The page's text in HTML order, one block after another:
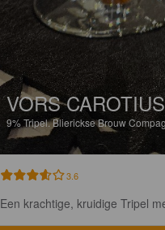
VORS CAROTIUS
9%Tripel.Blierickse Brouw
3.6
Een krachtige, kruidige Tripel